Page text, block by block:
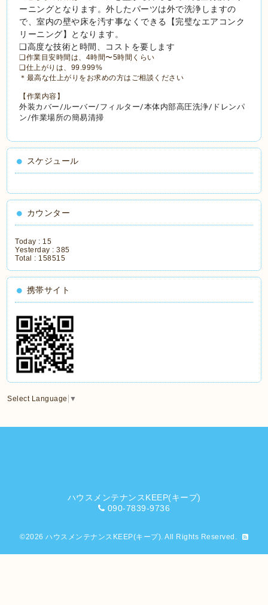
ーニングとなります。外したパーツは外で洗浄しますの
で、室内の壁や床を汚す事なくできる【完璧なエアコンク
リーニング】となります。
❑高度な技術と時間、コストを要します
❑作業目安時間は、4時間〜5時間くらい
❑仕上がりは、99.999%
＊最高な仕上がりをお求めの方はご相談ください
【作業内容】
外装カバー/ルーバー/フィルター/本体内部高圧洗浄/ドレンパ
ン/作業場所の簡易清掃
スケジュール
カウンター
Today : 15
Yesterday :385
Total : 158515
携帯サイト
Select Language ▼
ハウスメンテナンスKEEP(キープ)
090-7839-9736
©2026 ハウスメンテナンスKEEP(キープ) . All Rights Reserved.